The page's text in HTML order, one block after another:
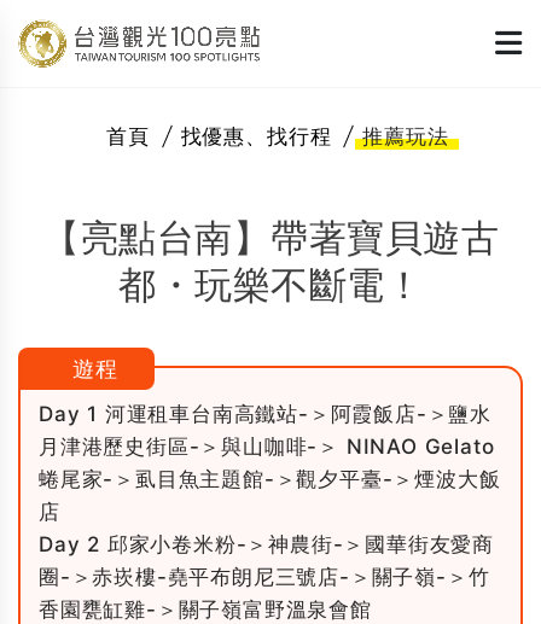
首頁 找優惠、找行程 推薦玩法
【亮點台南】帶著寶貝遊古
都・玩樂不斷電！
遊程
Day 1 河運租車台南高鐵站-＞阿霞飯店-＞鹽水
月津港歷史街區-＞與山咖啡-＞ NINAO Gelato
蜷尾家-＞虱目魚主題館-＞觀夕平臺-＞煙波大飯
店
Day 2 邱家小卷米粉-＞神農街-＞國華街友愛商
圈-＞赤崁樓-堯平布朗尼三號店-＞關子嶺-＞竹
香園甕缸雞-＞關子嶺富野溫泉會館